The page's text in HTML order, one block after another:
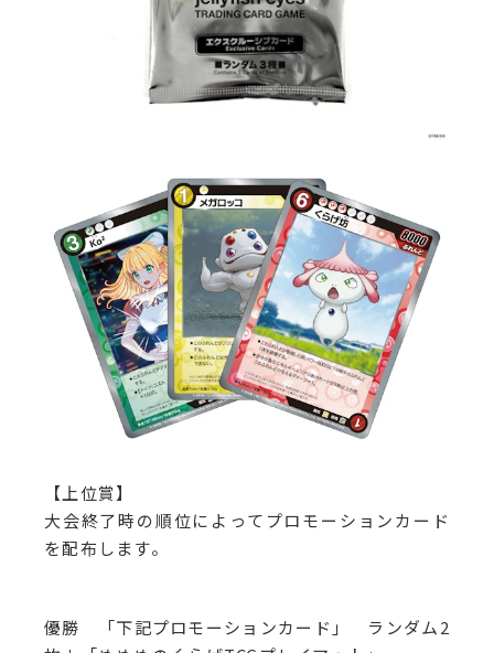
【上位賞】
大会終了時の順位によってプロモーションカード
を配布します。
優勝 「下記プロモーションカード」 ランダム2